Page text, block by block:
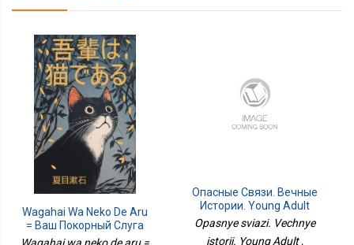
Wagahai Wa Neko De Aru
= Ваш Покорный Слуга
Кот
Опасные Связи. Вечные
Истории. Young Adult
Opasnye sviazi. Vechnye
istorii. Young Adult ,